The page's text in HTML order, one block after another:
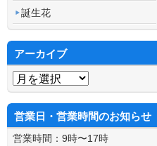
誕生花
アーカイブ
アーカイブ
営業日・営業時間のお知らせ
営業時間：9時〜17時